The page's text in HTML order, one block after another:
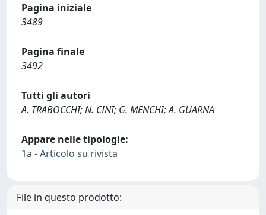
Pagina iniziale
3489
Pagina finale
3492
Tutti gli autori
A. TRABOCCHI; N. CINI; G. MENCHI; A. GUARNA
Appare nelle tipologie:
1a - Articolo su rivista
File in questo prodotto: